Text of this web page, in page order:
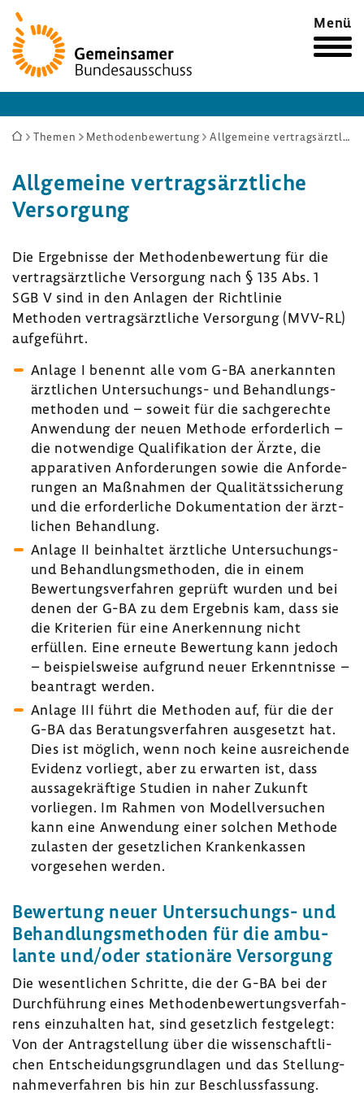
Zur
Startseite
Menü
Sie
hier:
Themen Methodenbewertung Allgemeine vertragsärztliche Versorgung
Allge­meine vertrags­ärzt­liche
Versor­gung
Die Ergeb­nisse der Metho­den­be­wer­tung für die
vertrags­ärzt­liche Versor­gung nach § 135 Abs. 1
SGB V sind in den Anlagen der Richt­linie
Methoden vertrags­ärzt­liche Versor­gung (MVV-RL)
aufge­führt.
Anlage I benennt alle vom G-BA aner­kannten
ärzt­li­chen Untersuchungs-​ und Behand­lungs­
me­thoden und – soweit für die sach­ge­rechte
Anwen­dung der neuen Methode erfor­der­lich –
die notwen­dige Quali­fi­ka­tion der Ärzte, die
appa­ra­tiven Anfor­de­rungen sowie die Anfor­de­
rungen an Maßnahmen der Quali­täts­si­che­rung
und die erfor­der­liche Doku­men­ta­tion der ärzt­
li­chen Behand­lung.
Anlage II beinhaltet ärzt­liche Untersuchungs-​
und Behand­lungs­me­thoden, die in einem
Bewer­tungs­ver­fahren geprüft wurden und bei
denen der G-BA zu dem Ergebnis kam, dass sie
die Krite­rien für eine Aner­ken­nung nicht
erfüllen. Eine erneute Bewer­tung kann jedoch
– beispiels­weise aufgrund neuer Erkennt­nisse –
bean­tragt werden.
Anlage III führt die Methoden auf, für die der
G-BA das Bera­tungs­ver­fahren ausge­setzt hat.
Dies ist möglich, wenn noch keine ausrei­chende
Evidenz vorliegt, aber zu erwarten ist, dass
aussa­ge­kräf­tige Studien in naher Zukunft
vorliegen. Im Rahmen von Modell­ver­su­chen
kann eine Anwen­dung einer solchen Methode
zulasten der gesetz­li­chen Kran­ken­kassen
vorge­sehen werden.
Bewer­tung neuer Untersuchungs-​ und
Behand­lungs­me­thoden für die ambu­
lante und/oder statio­näre Versor­gung
Die wesent­li­chen Schritte, die der G-BA bei der
Durch­füh­rung eines Metho­den­be­wer­tungs­ver­fah­
rens einzu­halten hat, sind gesetz­lich fest­ge­legt:
Von der Antrag­stel­lung über die wissen­schaft­li­
chen Entschei­dungs­grund­lagen und das Stel­lung­
nah­me­ver­fahren bis hin zur Beschluss­fas­sung.